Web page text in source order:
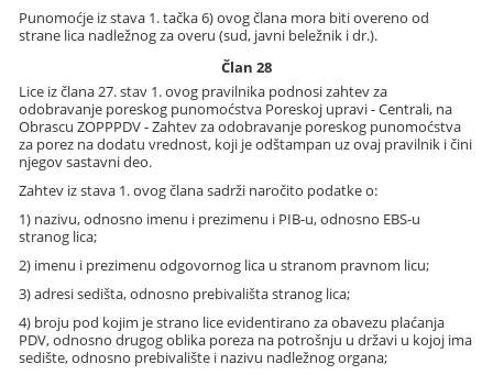
Punomoćje iz stava 1. tačka 6) ovog člana mora biti overeno od
strane lica nadležnog za overu (sud, javni beležnik i dr.).
Član 28
Lice iz člana 27. stav 1. ovog pravilnika podnosi zahtev za
odobravanje poreskog punomoćstva Poreskoj upravi - Centrali, na
Obrascu ZOPPPDV - Zahtev za odobravanje poreskog punomoćstva
za porez na dodatu vrednost, koji je odštampan uz ovaj pravilnik i čini
njegov sastavni deo.
Zahtev iz stava 1. ovog člana sadrži naročito podatke o:
1) nazivu, odnosno imenu i prezimenu i PIB-u, odnosno EBS-u
stranog lica;
2) imenu i prezimenu odgovornog lica u stranom pravnom licu;
3) adresi sedišta, odnosno prebivališta stranog lica;
4) broju pod kojim je strano lice evidentirano za obavezu plaćanja
PDV, odnosno drugog oblika poreza na potrošnju u državi u kojoj ima
sedište, odnosno prebivalište i nazivu nadležnog organa;